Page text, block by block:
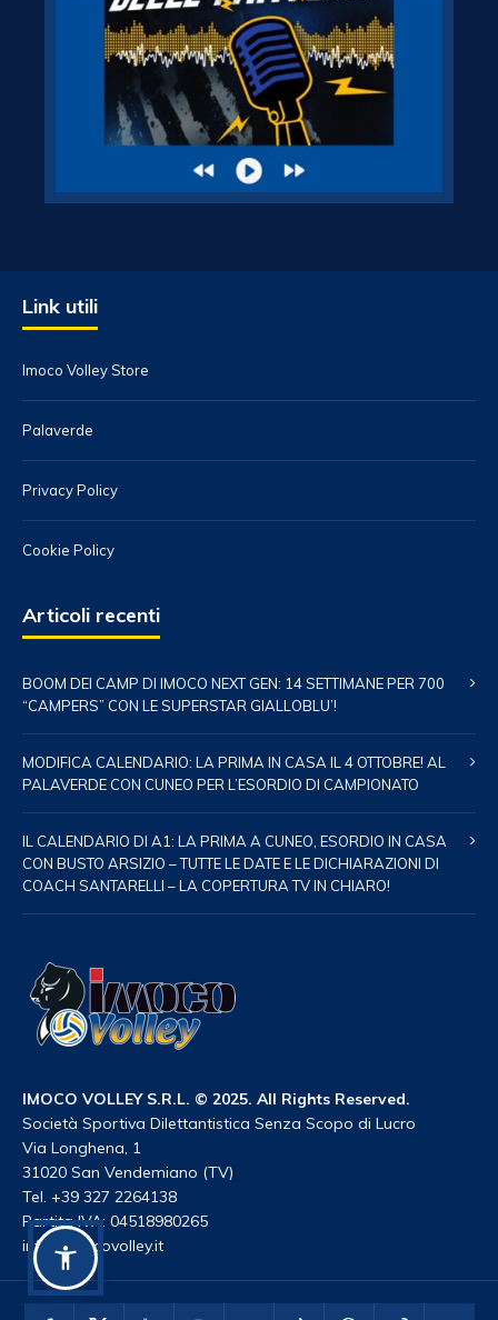
Link utili
Imoco Volley Store
Palaverde
Privacy Policy
Cookie Policy
Articoli recenti
BOOM DEI CAMP DI IMOCO NEXT GEN: 14 SETTIMANE PER 700
“CAMPERS” CON LE SUPERSTAR GIALLOBLU’!
MODIFICA CALENDARIO: LA PRIMA IN CASA IL 4 OTTOBRE! AL
PALAVERDE CON CUNEO PER L’ESORDIO DI CAMPIONATO
IL CALENDARIO DI A1: LA PRIMA A CUNEO, ESORDIO IN CASA
CON BUSTO ARSIZIO – TUTTE LE DATE E LE DICHIARAZIONI DI
COACH SANTARELLI – LA COPERTURA TV IN CHIARO!
IMOCO VOLLEY S.R.L. © 2025. All Rights Reserved.
Società Sportiva Dilettantistica Senza Scopo di Lucro
Via Longhena, 1
31020 San Vendemiano (TV)
Tel. +39 327 2264138
Partita IVA: 04518980265
info@imocovolley.it